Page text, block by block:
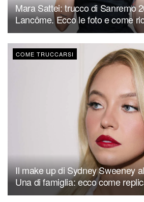
Mara Sattei: trucco di Sanremo
Lancôme. Ecco le foto e come
COME TRUCCARSI
Il make up di Sydney Sweeney
Una di famiglia: ecco come